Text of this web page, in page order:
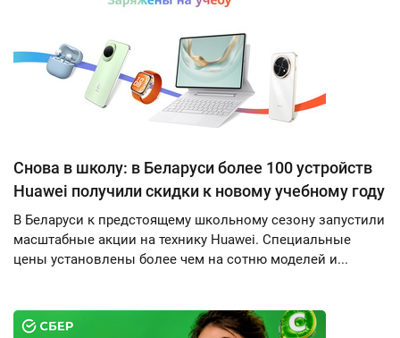
Снова в школу: в Беларуси более 100 устройств
Huawei получили скидки к новому учебному году
В Беларуси к предстоящему школьному сезону запустили
масштабные акции на технику Huawei. Специальные
цены установлены более чем на сотню моделей и...